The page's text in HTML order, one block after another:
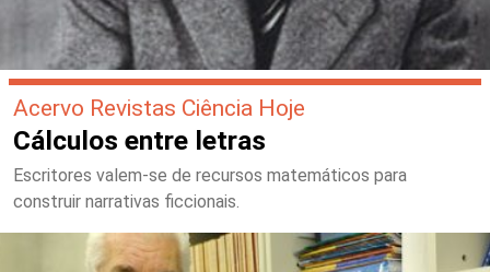
Acervo Revistas Ciência Hoje
Cálculos entre letras
Escritores valem-se de recursos matemáticos para
construir narrativas ficcionais.